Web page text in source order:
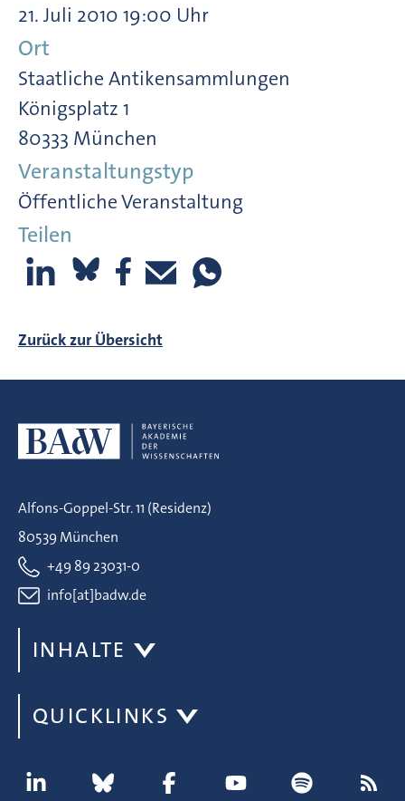
21. Juli 2010 19:00 Uhr
Ort
Staatliche Antikensammlungen
Königsplatz 1
80333 München
Veranstaltungstyp
Öffentliche Veranstaltung
Teilen
Zurück zur Übersicht
Alfons-Goppel-Str. 11 (Residenz)
80539 München
+49 89 23031-0
info[at]badw.de
INHALTE
QUICKLINKS